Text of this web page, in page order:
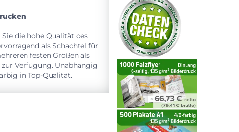
die hohe Qualität des
als Schachtel für
festen Größen als
Verfügung. Unabhängig
in Top-Qualität.